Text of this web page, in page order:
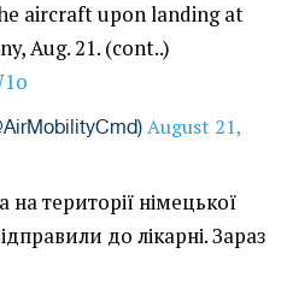
aircraft upon landing at
Aug. 21. (cont..)
August 21,
на території німецької
до лікарні. Зараз